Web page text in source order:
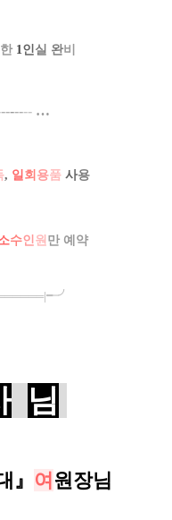
한 1인실 완비
------- …
, 일 회 용품 사용
수인원 만 예약
═════|╾╯
님
』 여 원장님